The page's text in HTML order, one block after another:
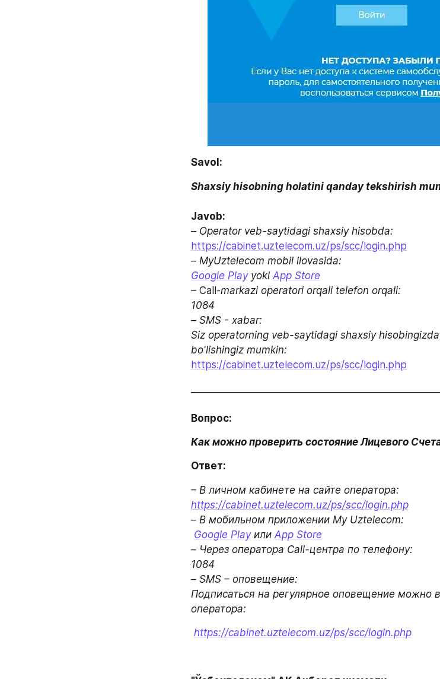
Savol:
Shaxsiy hisobning holatini qanday tekshirish
Javob:
– Operator veb-saytidagi shaxsiy hisobda:
https://cabinet.uztelecom.uz/ps/scc/login.php
–
Google Play yoki App Store
– Call-markazi operatori orqali telefon orqali:
1084
– SMS - xabar:
Siz operatorning veb-saytidagi shaxsiy
https://cabinet.uztelecom.uz/ps/scc/login.php
Вопрос:
Как можно проверить состояние Лицевого
Ответ:
https://cabinet.uztelecom.uz/ps/scc/login.php
– В мобильном приложении My Uztelecom:
Google Play или App Store
– Через оператора Call-центра по телефону:
1084
– SMS – оповещение:
Подписаться на регулярное оповещение можно
оператора:
https://cabinet.uztelecom.uz/ps/scc/login.php